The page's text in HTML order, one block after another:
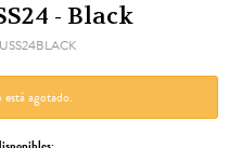
- Black
agotado.